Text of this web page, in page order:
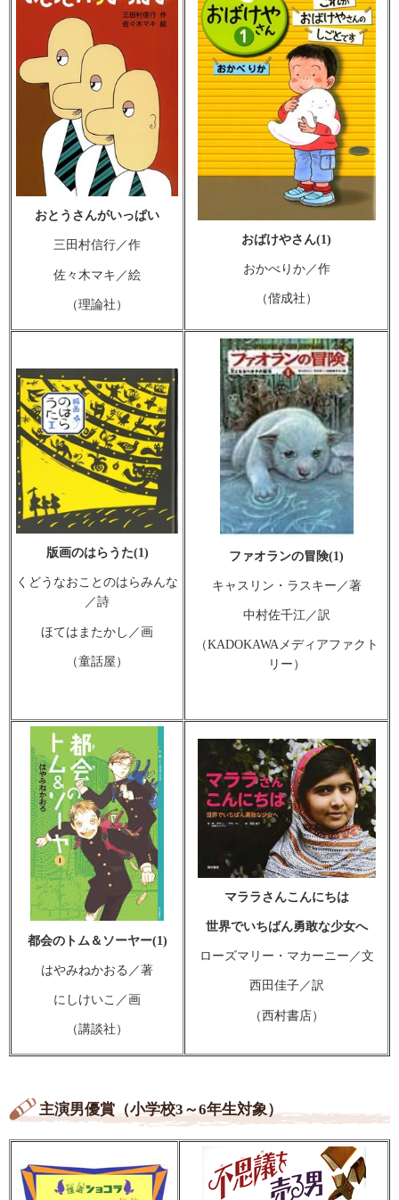
おとうさんがいっぱい
三田村信行／作
佐々木マキ／絵
（理論社）
おばけやさん(1)
おかべりか／作
（偕成社）
版画のはらうた(1)
くどうなおことのはらみんな
／詩
ほてはまたかし／画
（童話屋）
ファオランの冒険(1)
キャスリン・ラスキー／著
中村佐千江／訳
（KADOKAWAメディアファクト
リー）
都会のトム＆ソーヤー(1)
はやみねかおる／著
にしけいこ／画
（講談社）
マララさんこんにちは
世界でいちばん勇敢な少女へ
ローズマリー・マカーニー／文
西田佳子／訳
（西村書店）
主演男優賞（小学校3～6年生対象）